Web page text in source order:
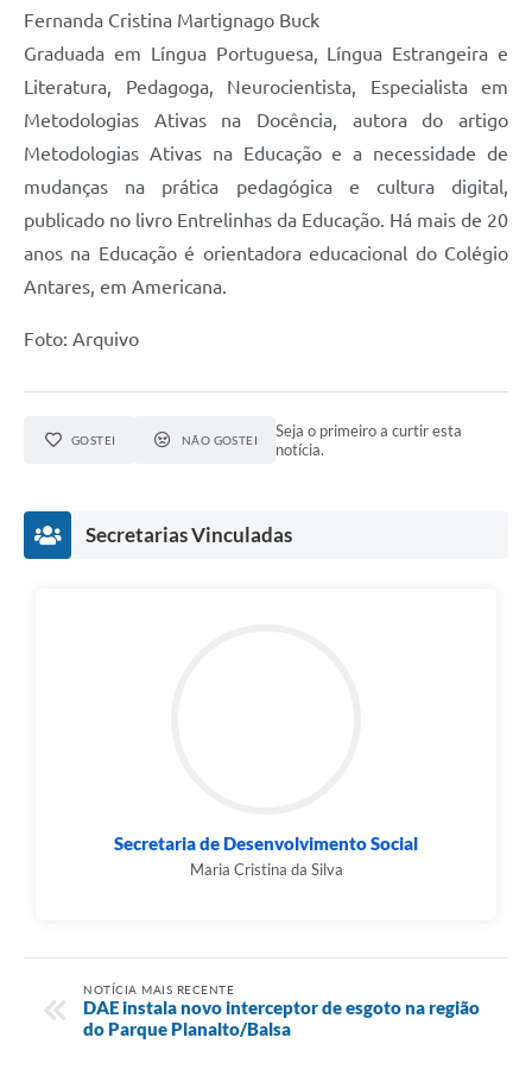
Fernanda Cristina Martignago Buck
Graduada em Língua Portuguesa, Língua Estrangeira e
Literatura, Pedagoga, Neurocientista, Especialista em
Metodologias Ativas na Docência, autora do artigo
Metodologias Ativas na Educação e a necessidade de
mudanças na prática pedagógica e cultura digital,
publicado no livro Entrelinhas da Educação. Há mais de 20
anos na Educação é orientadora educacional do Colégio
Antares, em Americana.
Foto: Arquivo
GOSTEI NÃO GOSTEI
Seja o primeiro a curtir esta
notícia.
Secretarias Vinculadas
Secretaria de Desenvolvimento Social
Maria Cristina da Silva
NOTÍCIA MAIS RECENTE
DAE instala novo interceptor de esgoto na região
do Parque Planalto/Balsa